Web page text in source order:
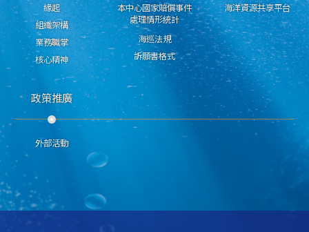
緣起
組織架構
業務職掌
核心精神
本中心國家賠償事件
處理情形統計
海巡法規
訴願書格式
海洋資源共享平台
政策推廣
外部活動